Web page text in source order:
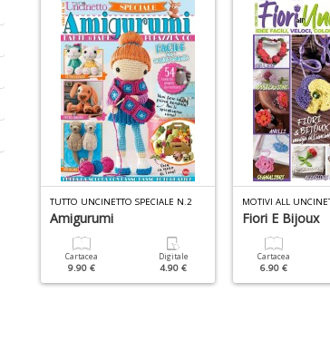
TUTTO UNCINETTO SPECIALE N.2
Amigurumi
Cartacea
9.90 €
Digitale
4.90 €
Fiori E Bijoux
Cartacea
6.90 €